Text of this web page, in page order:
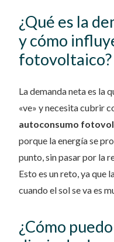
¿Qué es la
y cómo
fotovoltaico?
La demanda neta es la
«ve» y necesita cubrir
autoconsumo
porque la energía se
punto, sin pasar por la
Esto es un reto, ya que
cuando el sol se va es
¿Cómo